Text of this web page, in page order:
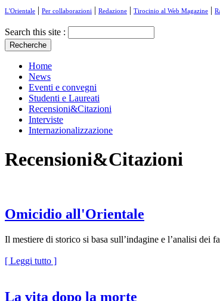
L'Orientale | Per collaborazioni | Redazione | Tirocinio al Web Magazine |
Search this site :
Home
News
Eventi e convegni
Studenti e Laureati
Recensioni&Citazioni
Interviste
Internazionalizzazione
Recensioni&Citazioni
Omicidio all'Orientale
Il mestiere di storico si basa sull’indagine e l’analisi dei
[ Leggi tutto ]
La vita dopo la morte